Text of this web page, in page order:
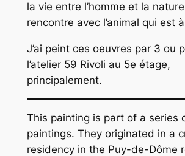
la vie entre l’homme et la
rencontre avec l’animal qui est à
J’ai peint ces oeuvres par 3 ou
l’atelier 59 Rivoli au 5e étage,
principalement.
This painting is part of a series
paintings. They originated in a
residency in the Puy-de-Dôme